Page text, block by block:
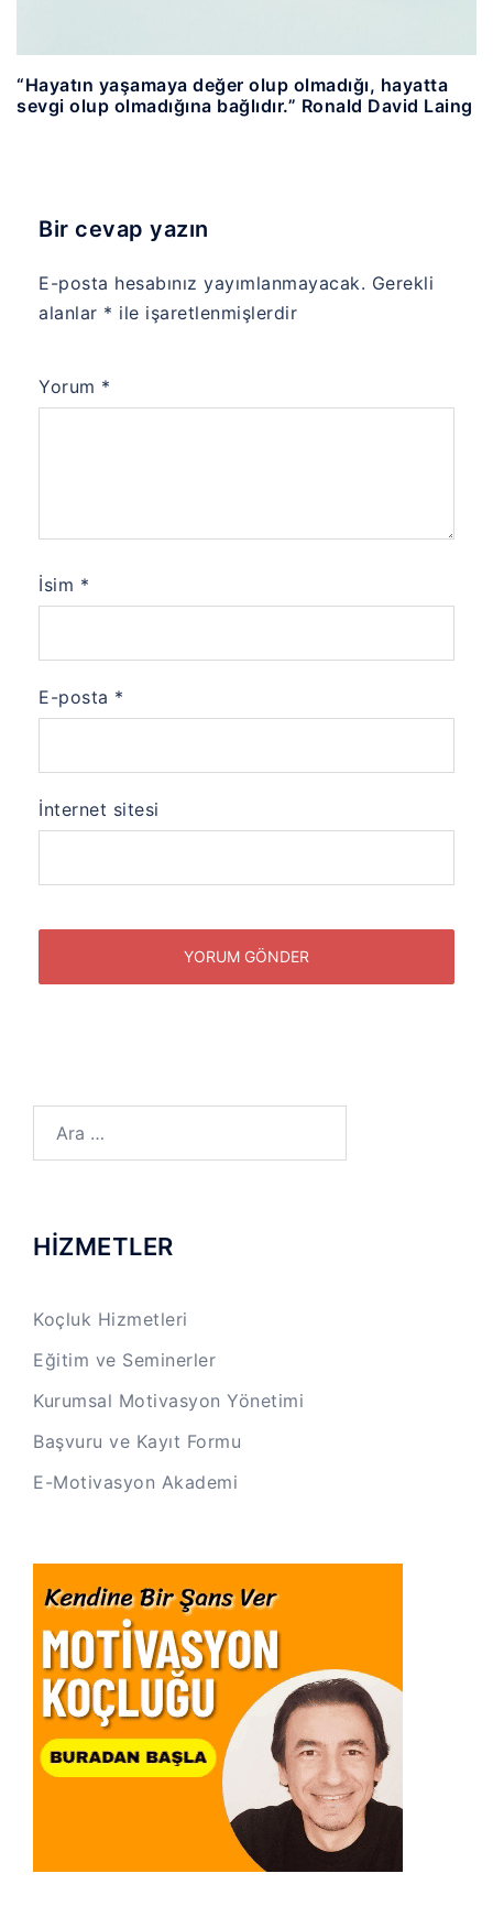
“Hayatın yaşamaya değer olup olmadığı, hayatta
sevgi olup olmadığına bağlıdır.” Ronald David Laing
Bir cevap yazın
E-posta hesabınız yayımlanmayacak. Gerekli
alanlar * ile işaretlenmişlerdir
Yorum *
İsim *
E-posta *
İnternet sitesi
HİZMETLER
Koçluk Hizmetleri
Eğitim ve Seminerler
Kurumsal Motivasyon Yönetimi
Başvuru ve Kayıt Formu
E-Motivasyon Akademi